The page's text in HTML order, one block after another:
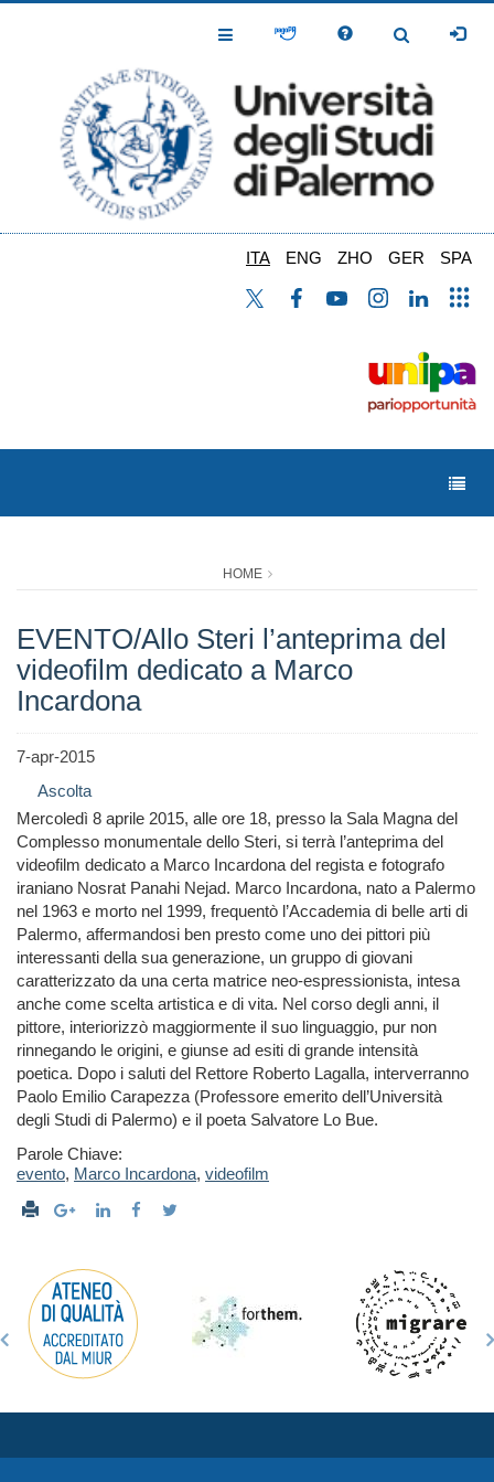
Toggle
Toggle
ITA ENG ZHO GER SPA
HOME
EVENTO/Allo Steri l’anteprima del
videofilm dedicato a Marco
Incardona
7-apr-2015
Ascolta
Mercoledì 8 aprile 2015, alle ore 18, presso la Sala Magna del
Complesso monumentale dello Steri, si terrà l’anteprima del
videofilm dedicato a Marco Incardona del regista e fotografo
iraniano Nosrat Panahi Nejad. Marco Incardona, nato a Palermo
nel 1963 e morto nel 1999, frequentò l’Accademia di belle arti di
Palermo, affermandosi ben presto come uno dei pittori più
interessanti della sua generazione, un gruppo di giovani
caratterizzato da una certa matrice neo-espressionista, intesa
anche come scelta artistica e di vita. Nel corso degli anni, il
pittore, interiorizzò maggiormente il suo linguaggio, pur non
rinnegando le origini, e giunse ad esiti di grande intensità
poetica. Dopo i saluti del Rettore Roberto Lagalla, interverranno
Paolo Emilio Carapezza (Professore emerito dell’Università
degli Studi di Palermo) e il poeta Salvatore Lo Bue.
Parole Chiave:
evento, Marco Incardona, videofilm